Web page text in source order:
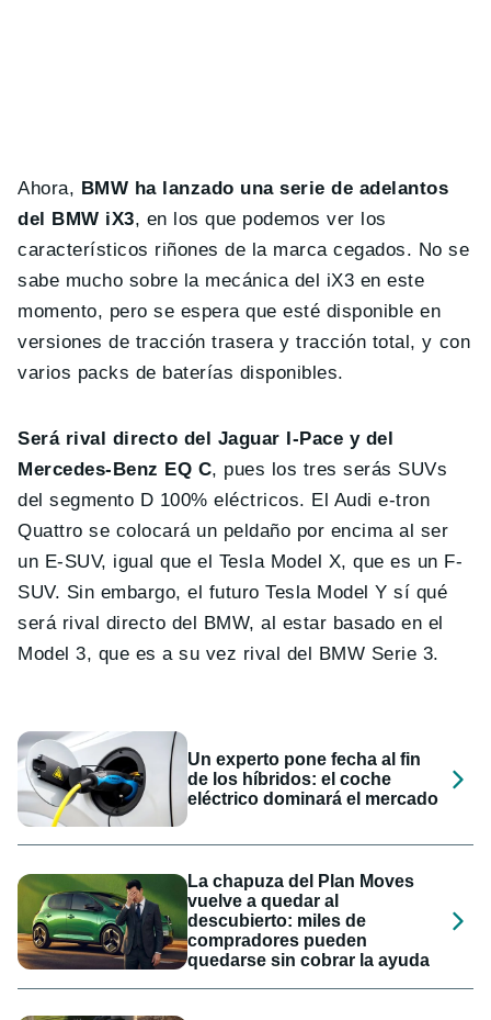
Ahora, BMW ha lanzado una serie de adelantos
del BMW iX3, en los que podemos ver los
característicos riñones de la marca cegados. No se
sabe mucho sobre la mecánica del iX3 en este
momento, pero se espera que esté disponible en
versiones de tracción trasera y tracción total, y con
varios packs de baterías disponibles.
Será rival directo del Jaguar I-Pace y del
Mercedes-Benz EQ C, pues los tres serás SUVs
del segmento D 100% eléctricos. El Audi e-tron
Quattro se colocará un peldaño por encima al ser
un E-SUV, igual que el Tesla Model X, que es un F-
SUV. Sin embargo, el futuro Tesla Model Y sí qué
será rival directo del BMW, al estar basado en el
Model 3, que es a su vez rival del BMW Serie 3.
Un experto pone fecha al fin
de los híbridos: el coche
eléctrico dominará el mercado
La chapuza del Plan Moves
vuelve a quedar al
descubierto: miles de
compradores pueden
quedarse sin cobrar la ayuda